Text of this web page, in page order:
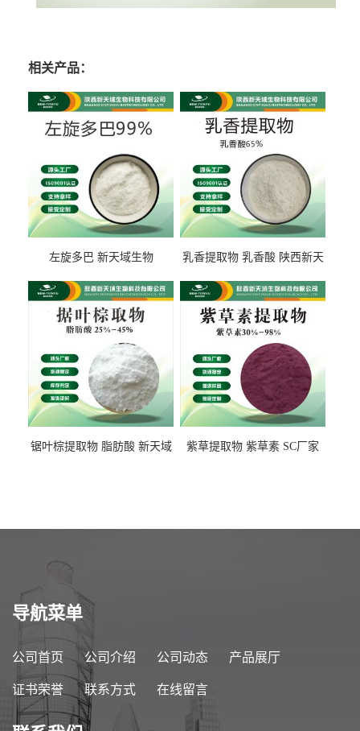
相关产品：
左旋多巴 新天域生物
乳香提取物 乳香酸 陕西新天
锯叶棕提取物 脂肪酸 新天域
紫草提取物 紫草素 SC厂家
导航菜单
公司首页 公司介绍 公司动态 产品展厅
证书荣誉 联系方式 在线留言